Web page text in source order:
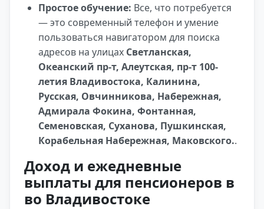
Простое обучение: Все, что потребуется
— это современный телефон и умение
пользоваться навигатором для поиска
адресов на улицах Светланская,
Океанский пр-т, Алеутская, пр-т 100-
летия Владивостока, Калинина,
Русская, Овчинникова, Набережная,
Адмирала Фокина, Фонтанная,
Семеновская, Суханова, Пушкинская,
Корабельная Набережная, Маковского..
Доход и ежедневные
выплаты для пенсионеров в
во Владивостоке